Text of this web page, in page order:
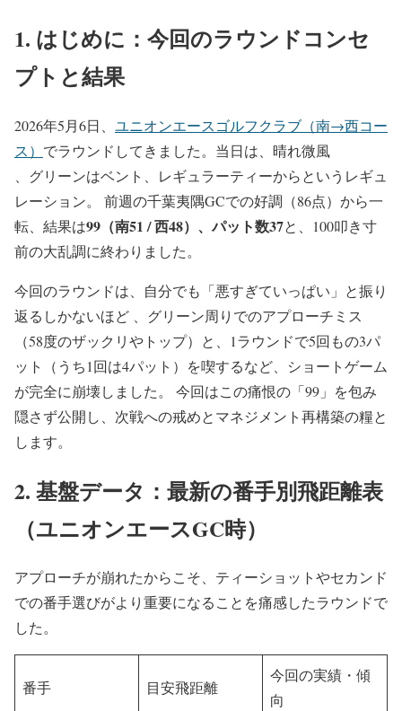
1. はじめに：今回のラウンドコンセ
プトと結果
2026年5月6日、 ユニオンエースゴルフクラブ（南→西コー
ス） でラウンドしてきました。当日は、晴れ微風
、グリーンはベント、レギュラーティーからというレギュ
レーション。 前週の千葉夷隅GCでの好調（86点）から一
転、結果は99（南51 / 西48）、パット数37と、100叩き寸
前の大乱調に終わりました。
今回のラウンドは、自分でも「悪すぎていっぱい」と振り
返るしかないほど 、グリーン周りでのアプローチミス
（58度のザックリやトップ）と、1ラウンドで5回もの3パ
ット（うち1回は4パット）を喫するなど、ショートゲーム
が完全に崩壊しました。 今回はこの痛恨の「99」を包み
隠さず公開し、次戦への戒めとマネジメント再構築の糧と
します。
2. 基盤データ：最新の番手別飛距離表
（ユニオンエースGC時）
アプローチが崩れたからこそ、ティーショットやセカンド
での番手選びがより重要になることを痛感したラウンドで
した。
番手 目安飛距離
今回の実績・傾
向